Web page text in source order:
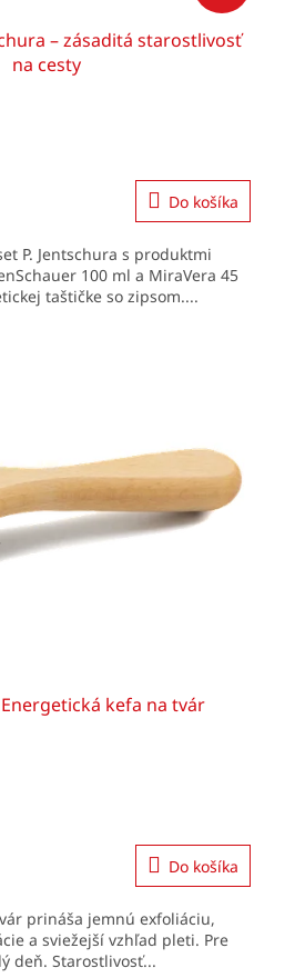
– zásaditá starostlivosť
na cesty
Do košíka
P. Jentschura s produktmi
100 ml a MiraVera 45
taštičke so zipsom....
Energetická kefa na tvár
Do košíka
prináša jemnú exfoliáciu,
a sviežejší vzhľad pleti. Pre
deň. Starostlivosť...